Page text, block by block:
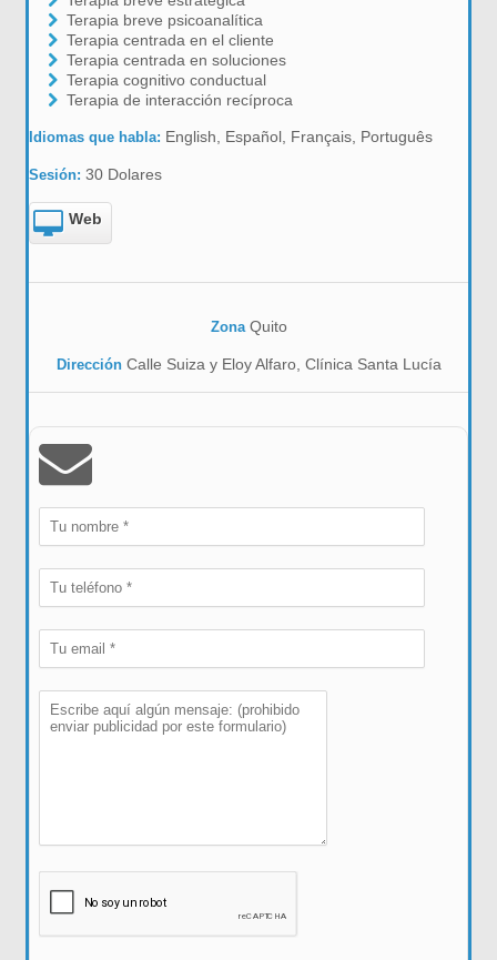
Terapia breve psicoanalítica
Terapia centrada en el cliente
Terapia centrada en soluciones
Terapia cognitivo conductual
Terapia de interacción recíproca
Idiomas que habla: English, Español, Français, Português
Sesión:30 Dolares
Web
Zona Quito
DirecciónCalle Suiza y Eloy Alfaro, Clínica Santa Lucía